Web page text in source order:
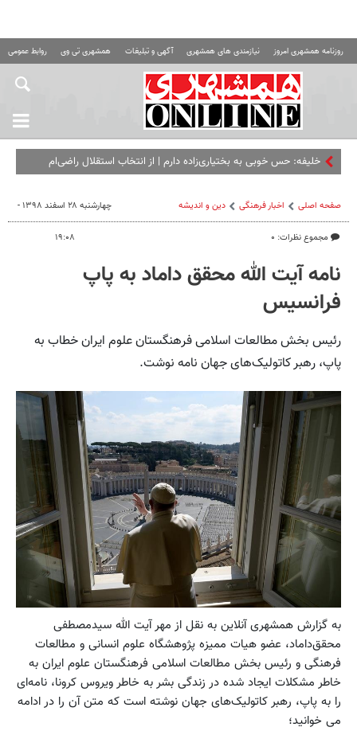
روزنامه همشهری امروز نیازمندی های همشهری آگهی و تبلیغات همشهری تی وی روابط عمومی
خلیفه: حس خوبی به بختیاری‌زاده دارم | از انتخاب استقلال راضی‌ام
صفحه اصلی اخبار فرهنگی دین و اندیشه
مجموع نظرات: ۰
چهارشنبه ۲۸ اسفند ۱۳۹۸ -
۱۹:۰۸
نامه آیت الله محقق داماد به پاپ
فرانسیس
رئیس بخش مطالعات اسلامی فرهنگستان علوم ایران خطاب به
پاپ، رهبر کاتولیک‌های جهان نامه نوشت.
به گزارش همشهری آنلاین به نقل از مهر آیت الله سیدمصطفی
محقق‌داماد، عضو هیات ممیزه پژوهشگاه علوم انسانی و مطالعات
فرهنگی و رئیس بخش مطالعات اسلامی فرهنگستان علوم ایران به
خاطر مشکلات ایجاد شده در زندگی بشر به خاطر ویروس کرونا، نامه‌ای
را به پاپ، رهبر کاتولیک‌های جهان نوشته است که متن آن را در ادامه
می خوانید؛